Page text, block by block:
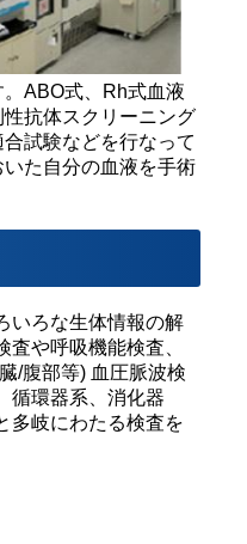
ABO式、Rh式血液
抗体スクリーニング
試験などを行なって
た自分の血液を手術
いろな生体情報の解
や呼吸機能検査、
/腹部等) 血圧脈波検
循環器系、消化器
多岐にわたる検査を